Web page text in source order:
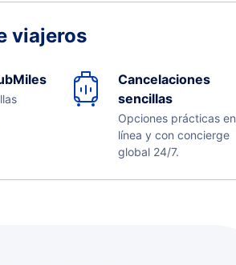
viajeros
Cancelaciones
sencillas
Opciones prácticas en
línea y con concierge
global 24/7.